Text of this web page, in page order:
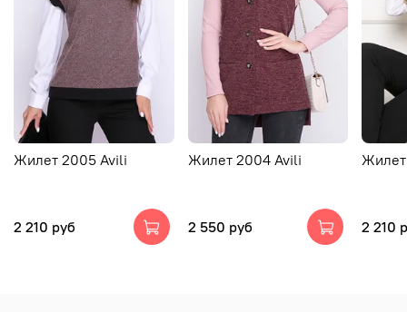
Жилет 2005 Avili
2 210 руб
Жилет 2004 Avili
2 550 руб
Жилет
2 210